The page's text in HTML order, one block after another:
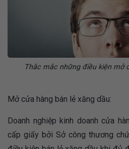
Thắc mắc những điều kiện mở
Mở cửa hàng bán lẻ xăng dầu:
Doanh nghiệp kinh doanh cửa
cấp giấy bởi Sở công thương